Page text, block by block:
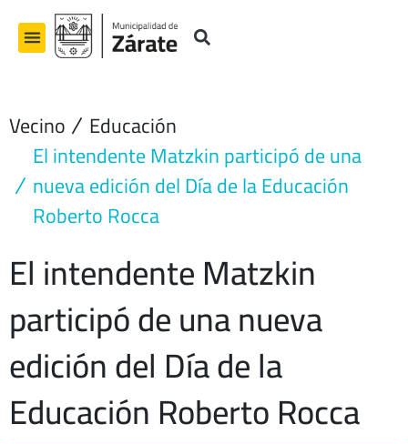
contenido
Vecino Educación
El intendente Matzkin participó de una
nueva edición del Día de la Educación
Roberto Rocca
El intendente Matzkin
participó de una nueva
edición del Día de la
Educación Roberto Rocca